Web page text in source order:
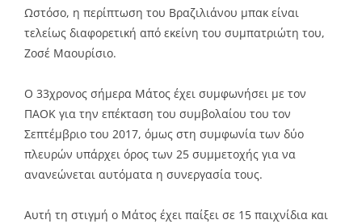
Ωστόσο, η περίπτωση του Βραζιλιάνου μπακ είναι
τελείως διαφορετική από εκείνη του συμπατριώτη του,
Ζοσέ Μαουρίσιο.
Ο 33χρονος σήμερα Μάτος έχει συμφωνήσει με τον
ΠΑΟΚ για την επέκταση του συμβολαίου του τον
Σεπτέμβριο του 2017, όμως στη συμφωνία των δύο
πλευρών υπάρχει όρος των 25 συμμετοχής για να
ανανεώνεται αυτόματα η συνεργασία τους.
Αυτή τη στιγμή ο Μάτος έχει παίξει σε 15 παιχνίδια και